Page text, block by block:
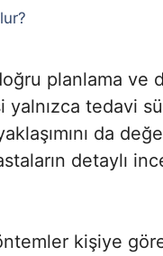
planlama
tedavi
da
detaylı
kişiye